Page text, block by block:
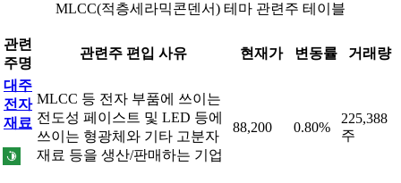
MLCC(적층세라믹콘덴서) 테마 관련주 테이블
관련
주명
관련주 편입 사유 현재가 변동률 거래량
대주
전자
재료
MLCC 등 전자 부품에 쓰이는
전도성 페이스트 및 LED 등에
쓰이는 형광체와 기타 고분자
재료 등을 생산/판매하는 기업
88,200 0.80%
225,388
주